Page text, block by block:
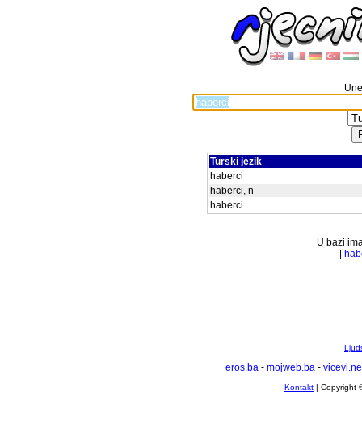
Turski jezik
haberci
haberci, n
haberci
U bazi
eros.ba- mojweb.ba-
Kontakt | Copyright